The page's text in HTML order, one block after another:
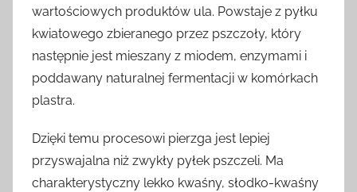
wartościowych produktów ula. Powstaje z pyłku
kwiatowego zbieranego przez pszczoły, który
następnie jest mieszany z miodem, enzymami i
poddawany naturalnej fermentacji w komórkach
plastra.
Dzięki temu procesowi pierzga jest lepiej
przyswajalna niż zwykły pyłek pszczeli. Ma
charakterystyczny lekko kwaśny, słodko-kwaśny